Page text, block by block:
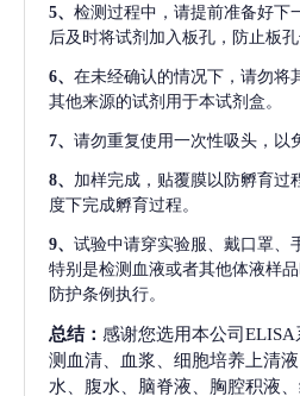
5、 检测过程中，请提前准备好下
后及时将试剂加入板孔，防止板
6、 在未经确认的情况下，请勿将
其他来源的试剂用于本试剂盒。
7、 请勿重复使用一次性吸头，以
8、 加样完成，贴覆膜以防孵育过
度下完成孵育过程。
9、 试验中请穿实验服、戴口罩、
特别是检测血液或者其他体液样
防护条例执行。
总结： 感谢您选用本公司
测血清、血浆、细胞培养上清
水、腹水、脑脊液、胸腔积液